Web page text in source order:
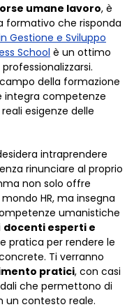
umane lavoro, è
formativo che risponda
Gestione e Sviluppo
School è un ottimo
della formazione
integra competenze
esigenze delle
intraprendere
rinunciare al proprio
non solo offre
HR, ma insegna
umanistiche
docenti esperti e
pratica per rendere le
Ti verranno
pratici, con casi
che permettono di
un contesto reale.